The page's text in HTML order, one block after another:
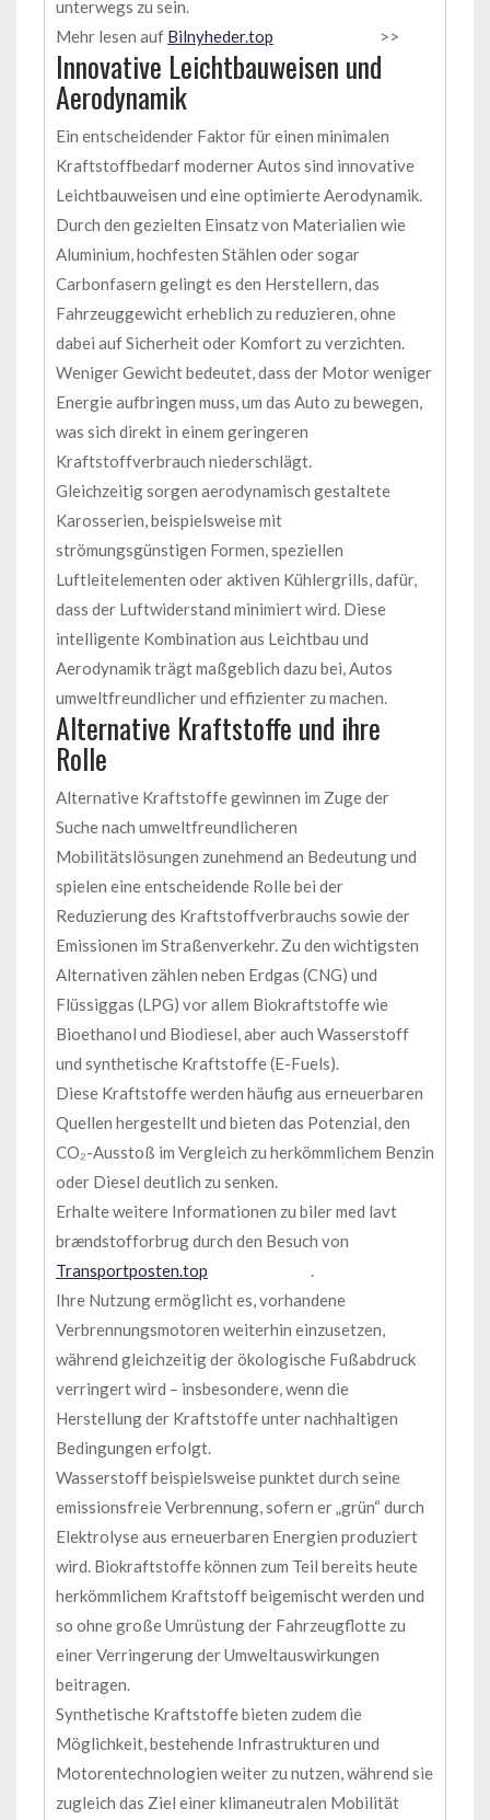
unterwegs zu sein.
Mehr lesen auf Bilnyheder.top >>
Innovative Leichtbauweisen und
Aerodynamik
Ein entscheidender Faktor für einen minimalen
Kraftstoffbedarf moderner Autos sind innovative
Leichtbauweisen und eine optimierte Aerodynamik.
Durch den gezielten Einsatz von Materialien wie
Aluminium, hochfesten Stählen oder sogar
Carbonfasern gelingt es den Herstellern, das
Fahrzeuggewicht erheblich zu reduzieren, ohne
dabei auf Sicherheit oder Komfort zu verzichten.
Weniger Gewicht bedeutet, dass der Motor weniger
Energie aufbringen muss, um das Auto zu bewegen,
was sich direkt in einem geringeren
Kraftstoffverbrauch niederschlägt.
Gleichzeitig sorgen aerodynamisch gestaltete
Karosserien, beispielsweise mit
strömungsgünstigen Formen, speziellen
Luftleitelementen oder aktiven Kühlergrills, dafür,
dass der Luftwiderstand minimiert wird. Diese
intelligente Kombination aus Leichtbau und
Aerodynamik trägt maßgeblich dazu bei, Autos
umweltfreundlicher und effizienter zu machen.
Alternative Kraftstoffe und ihre
Rolle
Alternative Kraftstoffe gewinnen im Zuge der
Suche nach umweltfreundlicheren
Mobilitätslösungen zunehmend an Bedeutung und
spielen eine entscheidende Rolle bei der
Reduzierung des Kraftstoffverbrauchs sowie der
Emissionen im Straßenverkehr. Zu den wichtigsten
Alternativen zählen neben Erdgas (CNG) und
Flüssiggas (LPG) vor allem Biokraftstoffe wie
Bioethanol und Biodiesel, aber auch Wasserstoff
und synthetische Kraftstoffe (E-Fuels).
Diese Kraftstoffe werden häufig aus erneuerbaren
Quellen hergestellt und bieten das Potenzial, den
CO₂-Ausstoß im Vergleich zu herkömmlichem Benzin
oder Diesel deutlich zu senken.
Erhalte weitere Informationen zu biler med lavt
brændstofforbrug durch den Besuch von
Transportposten.top
.
Ihre Nutzung ermöglicht es, vorhandene
Verbrennungsmotoren weiterhin einzusetzen,
während gleichzeitig der ökologische Fußabdruck
verringert wird – insbesondere, wenn die
Herstellung der Kraftstoffe unter nachhaltigen
Bedingungen erfolgt.
Wasserstoff beispielsweise punktet durch seine
emissionsfreie Verbrennung, sofern er „grün“ durch
Elektrolyse aus erneuerbaren Energien produziert
wird. Biokraftstoffe können zum Teil bereits heute
herkömmlichem Kraftstoff beigemischt werden und
so ohne große Umrüstung der Fahrzeugflotte zu
einer Verringerung der Umweltauswirkungen
beitragen.
Synthetische Kraftstoffe bieten zudem die
Möglichkeit, bestehende Infrastrukturen und
Motorentechnologien weiter zu nutzen, während sie
zugleich das Ziel einer klimaneutralen Mobilität